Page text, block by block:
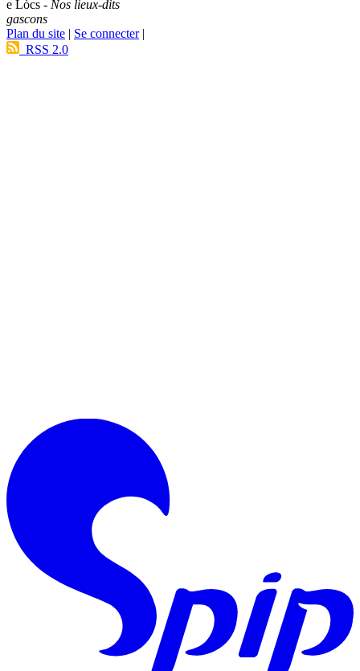
e Lòcs - Nos lieux-dits
gascons
Plan du site | Se connecter|
RSS 2.0